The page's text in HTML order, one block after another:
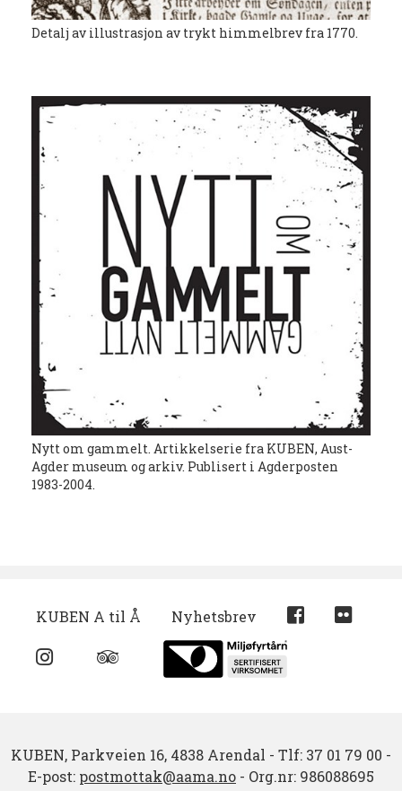
Detalj av illustrasjon av trykt himmelbrev fra 1770.
Nytt om gammelt. Artikkelserie fra KUBEN, Aust-
Agder museum og arkiv. Publisert i Agderposten
1983-2004.
KUBEN A til Å Nyhetsbrev
KUBEN, Parkveien 16, 4838 Arendal - Tlf: 37 01 79 00 -
E-post: postmottak@aama.no - Org.nr: 986088695